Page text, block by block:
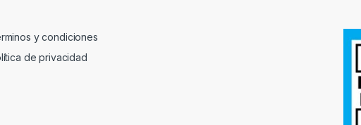
y condiciones
de privacidad